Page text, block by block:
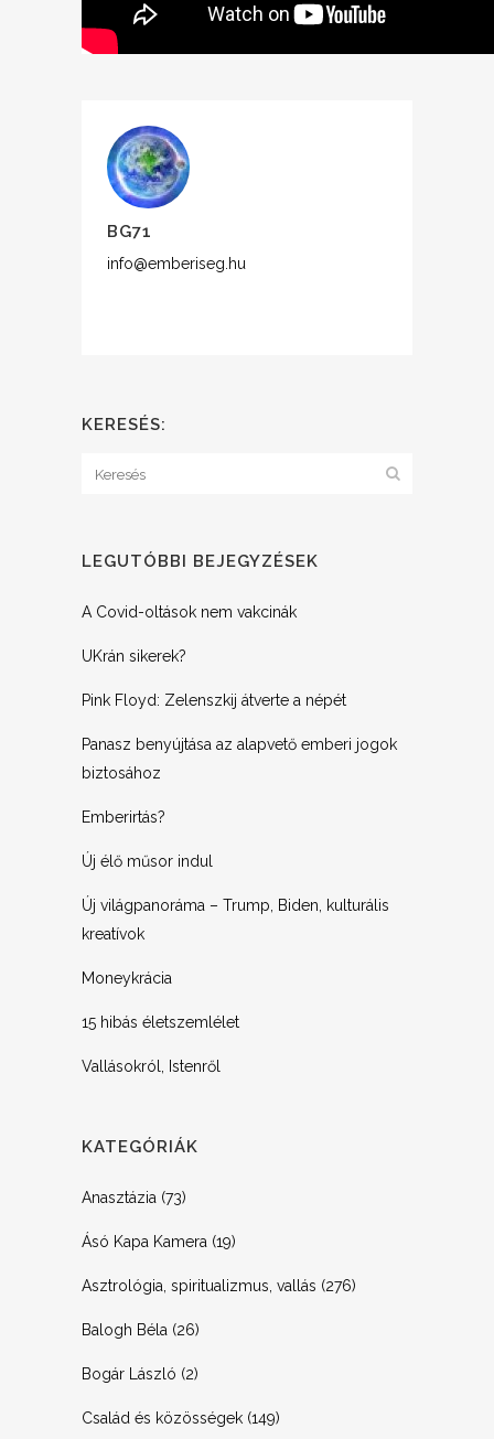
BG71
info@emberiseg.hu
KERESÉS:
LEGUTÓBBI BEJEGYZÉSEK
A Covid-oltások nem vakcinák
UKrán sikerek?
Pink Floyd: Zelenszkij átverte a népét
Panasz benyújtása az alapvető emberi jogok
biztosához
Emberirtás?
Új élő műsor indul
Új világpanoráma – Trump, Biden, kulturális
kreatívok
Moneykrácia
15 hibás életszemlélet
Vallásokról, Istenről
KATEGÓRIÁK
Anasztázia (73)
Ásó Kapa Kamera (19)
Asztrológia, spiritualizmus, vallás (276)
Balogh Béla (26)
Bogár László (2)
Család és közösségek (149)